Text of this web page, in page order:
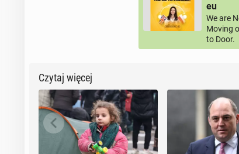
eu
We are
Moving
to Door.
Czytaj więcej